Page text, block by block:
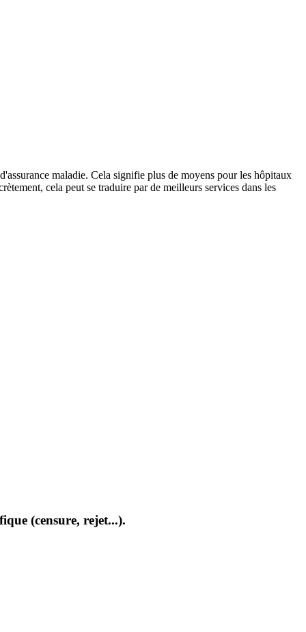
maladie. Cela signifie plus de moyens pour les hôpitaux
cela peut se traduire par de meilleurs services dans les
(censure, rejet...).